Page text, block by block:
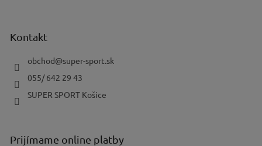
Kontakt
obchod@super-sport.sk
055/ 642 29 43
SUPER SPORT Košice
Prijímame online platby